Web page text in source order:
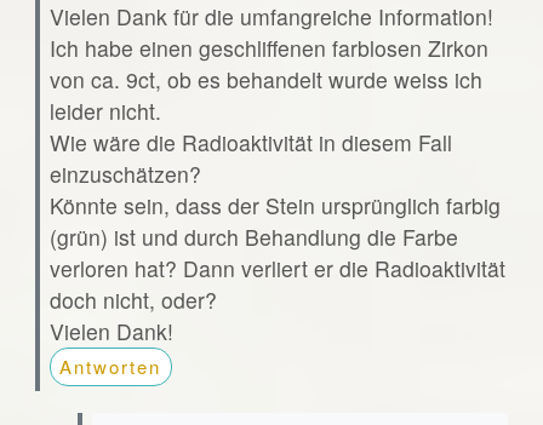
Vielen Dank für die umfangreiche Information!
Ich habe einen geschliffenen farblosen Zirkon
von ca. 9ct, ob es behandelt wurde weiss ich
leider nicht.
Wie wäre die Radioaktivität in diesem Fall
einzuschätzen?
Könnte sein, dass der Stein ursprünglich farbig
(grün) ist und durch Behandlung die Farbe
verloren hat? Dann verliert er die Radioaktivität
doch nicht, oder?
Vielen Dank!
Antworten